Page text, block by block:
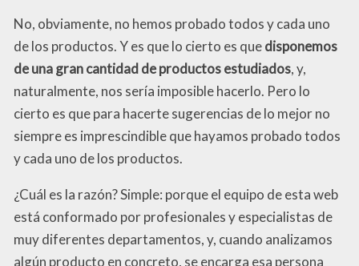
No, obviamente, no hemos probado todos y cada uno
de los productos. Y es que lo cierto es quedisponemos
de una gran cantidad de productos estudiados, y,
naturalmente, nos sería imposible hacerlo. Pero lo
cierto es que para hacerte sugerencias de lo mejor no
siempre es imprescindible que hayamos probado todos
y cada uno de los productos.
¿Cuál es la razón? Simple: porque el equipo de esta web
está conformado por profesionales y especialistas de
muy diferentes departamentos, y, cuando analizamos
algún producto en concreto, se encarga esa persona